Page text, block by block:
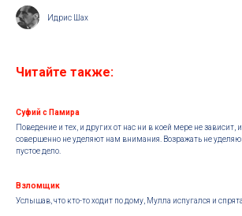
Идрис Шах
Читайте также:
Суфий с Памира
Поведение и тех, и других от нас ни в коей мере не зависит,
совершенно не уделяют нам внимания. Возражать не
пустое дело.
Взломщик
Услышав, что кто-то ходит по дому, Мулла испугался и